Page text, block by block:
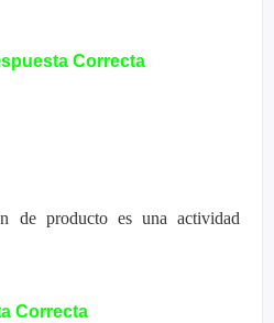
Correcta
de producto es una actividad
Correcta